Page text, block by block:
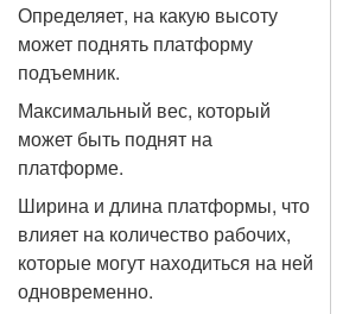
Определяет, на какую высоту
может поднять платформу
подъемник.
Максимальный вес, который
может быть поднят на
платформе.
Ширина и длина платформы, что
влияет на количество рабочих,
которые могут находиться на ней
одновременно.